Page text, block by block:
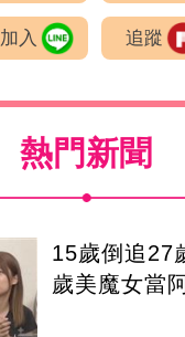
加入 追蹤
熱門新聞
15歲倒追27
歲美魔女當